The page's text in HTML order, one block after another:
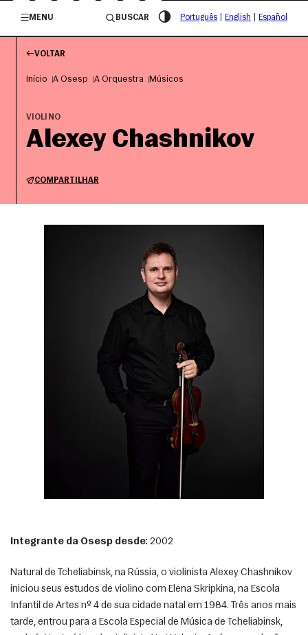
/governosp
MENU
BUSCAR Português English Español
VOLTAR
Início A Osesp A Orquestra Músicos
VIOLINO
Alexey Chashnikov
COMPARTILHAR
Integrante da Osesp desde: 2002
Natural de Tcheliabinsk, na Rússia, o violinista Alexey Chashnikov
iniciou seus estudos de violino com Elena Skripkina, na Escola
Infantil de Artes nº 4 de sua cidade natal em 1984. Três anos mais
tarde, entrou para a Escola Especial de Música de Tcheliabinsk,